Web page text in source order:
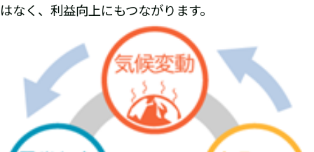
はなく、利益向上にもつながります。